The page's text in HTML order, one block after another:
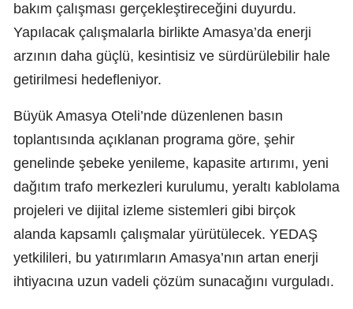
bakım çalışması gerçekleştireceğini duyurdu.
Yapılacak çalışmalarla birlikte Amasya’da enerji
arzının daha güçlü, kesintisiz ve sürdürülebilir hale
getirilmesi hedefleniyor.
Büyük Amasya Oteli’nde düzenlenen basın
toplantısında açıklanan programa göre, şehir
genelinde şebeke yenileme, kapasite artırımı, yeni
dağıtım trafo merkezleri kurulumu, yeraltı kablolama
projeleri ve dijital izleme sistemleri gibi birçok
alanda kapsamlı çalışmalar yürütülecek. YEDAŞ
yetkilileri, bu yatırımların Amasya’nın artan enerji
ihtiyacına uzun vadeli çözüm sunacağını vurguladı.